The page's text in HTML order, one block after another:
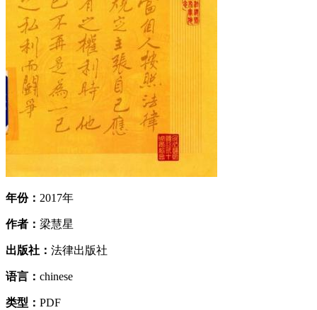
年份： 2017年
作者： 梁慧星
出版社： 法律出版社
语言： chinese
类型： PDF